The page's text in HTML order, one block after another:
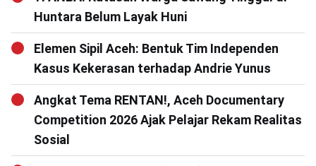
Huntara Belum Layak Huni
Elemen Sipil Aceh: Bentuk Tim Independen
Kasus Kekerasan terhadap Andrie Yunus
Angkat Tema RENTAN!, Aceh Documentary
Competition 2026 Ajak Pelajar Rekam Realitas
Sosial